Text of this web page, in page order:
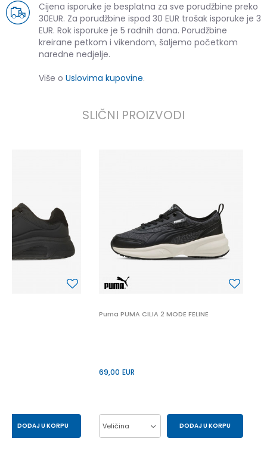
Cijena isporuke je besplatna za sve porudžbine preko
30EUR. Za porudžbine ispod 30 EUR trošak isporuke je 3
EUR. Rok isporuke je 5 radnih dana. Porudžbine
kreirane petkom i vikendom, šaljemo početkom
naredne nedjelje.
Više o Uslovima kupovine.
SLIČNI PROIZVODI
DODAJ U KORPU
Puma PUMA CILIA 2 MODE FELINE
69,00 EUR
Veličina DODAJ U KORPU